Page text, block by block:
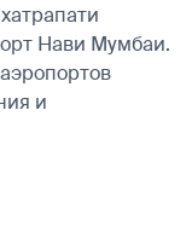
Нави Мумбаи.
и